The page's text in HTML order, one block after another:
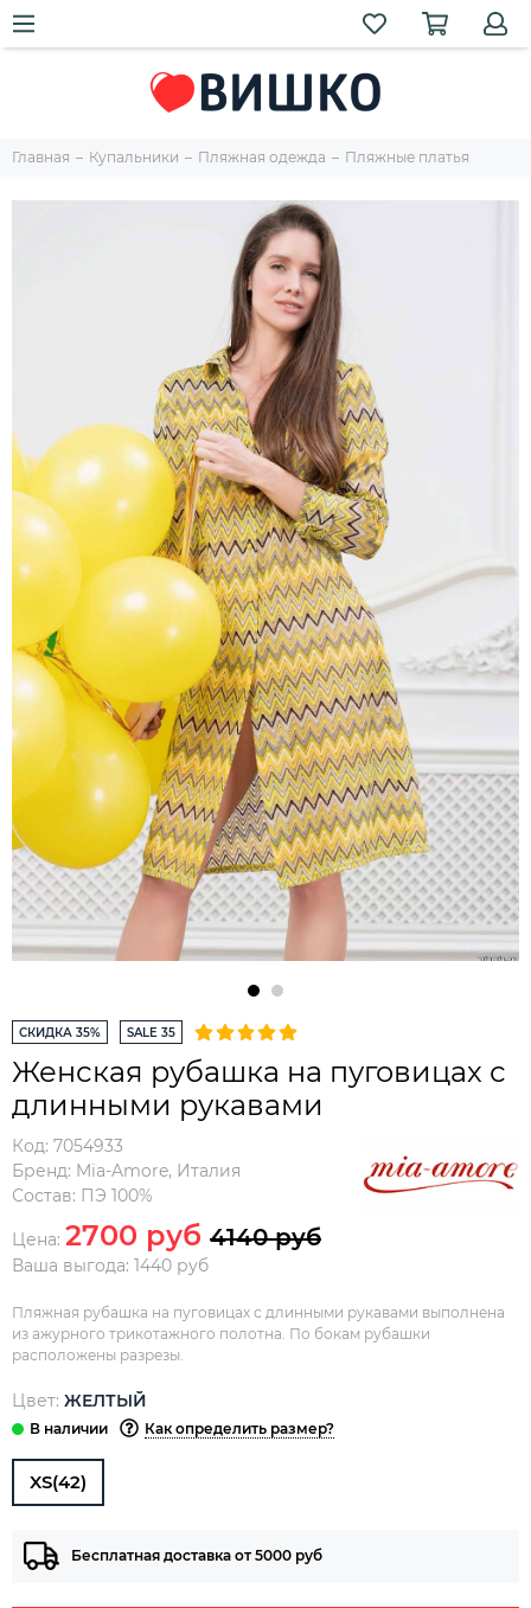
Главная Купальники Пляжная одежда Пляжные платья
СКИДКА 35% SALE 35
Женская рубашка на пуговицах с
длинными рукавами
Код: 7054933
Бренд: Mia-Amore, Италия
Состав: ПЭ 100%
Цена: 2700 руб 4140 руб
Ваша выгода: 1440 руб
Пляжная рубашка на пуговицах с длинными рукавами выполнена
из ажурного трикотажного полотна. По бокам рубашки
расположены разрезы.
Цвет: ЖЕЛТЫЙ
Как определить размер?
XS(42)
Бесплатная доставка от 5000 руб